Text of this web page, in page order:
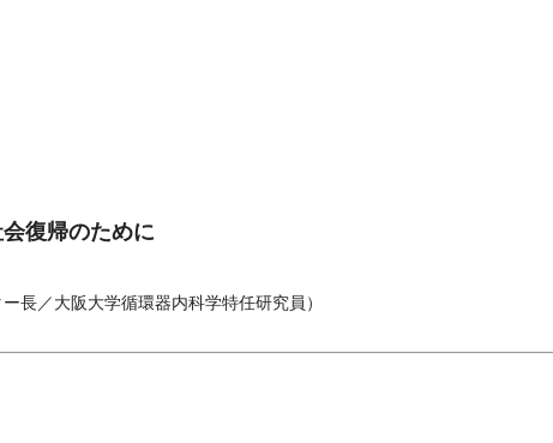
復帰のために
長／大阪大学循環器内科学特任研究員）